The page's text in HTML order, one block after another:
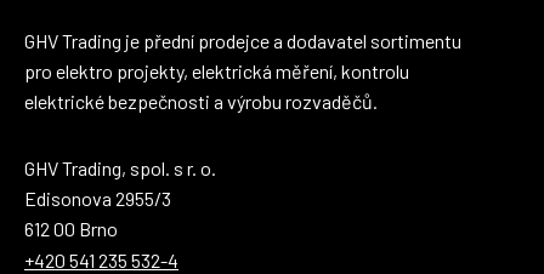
GHV Trading je přední prodejce a dodavatel sortimentu
pro elektro projekty, elektrická měření, kontrolu
elektrické bezpečnosti a výrobu rozvaděčů.
GHV Trading, spol. s r. o.
Edisonova 2955/3
612 00 Brno
+420 541 235 532-4